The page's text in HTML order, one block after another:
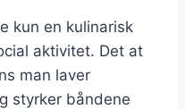
kun en kulinarisk
aktivitet. Det at
man laver
styrker båndene